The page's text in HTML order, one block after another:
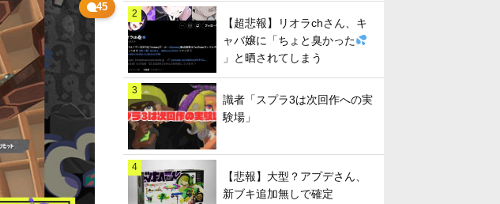
45
2
【超悲報】リオラchさん、キ
ャバ嬢に「ちょと臭かった
」と晒されてしまう
3
識者「スプラ3は次回作への実
験場」
4
【悲報】大型？アプデさん、
新ブキ追加無しで確定